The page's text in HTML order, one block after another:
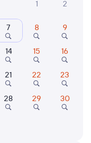
1
2
7 8 9
14 15 16
21 22 23
28 29 30